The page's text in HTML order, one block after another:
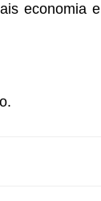
economia e